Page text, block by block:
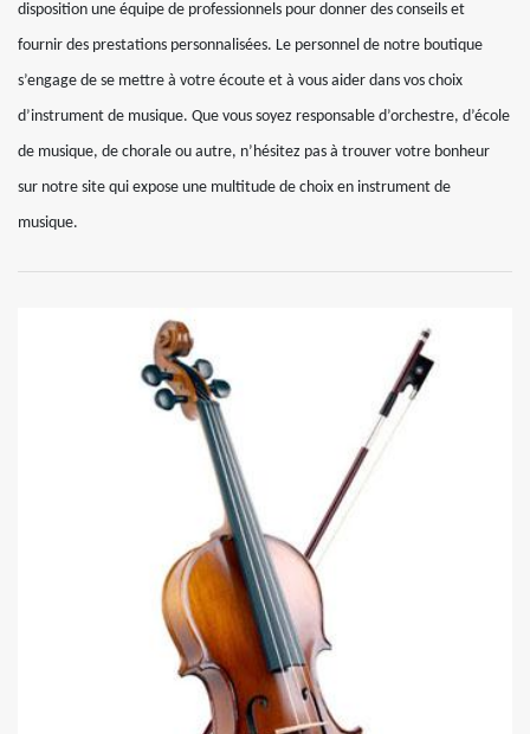
disposition une équipe de professionnels pour donner des conseils et
fournir des prestations personnalisées. Le personnel de notre boutique
s’engage de se mettre à votre écoute et à vous aider dans vos choix
d’instrument de musique. Que vous soyez responsable d’orchestre, d’école
de musique, de chorale ou autre, n’hésitez pas à trouver votre bonheur
sur notre site qui expose une multitude de choix en instrument de
musique.